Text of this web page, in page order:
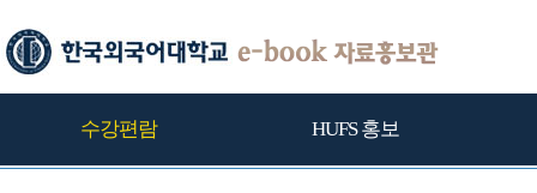
수강편람 HUFS 홍보